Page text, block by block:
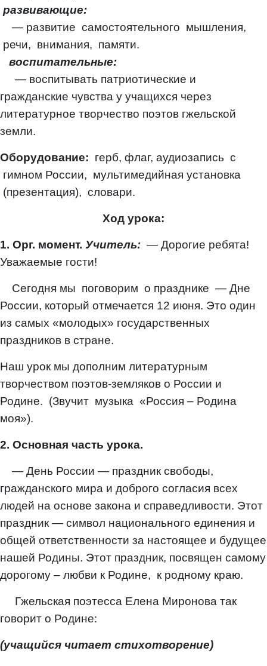
развивающие:
— развитие самостоятельного мышления,
речи, внимания, памяти.
воспитательные:
— воспитывать патриотические и
гражданские чувства у учащихся через
литературное творчество поэтов гжельской
земли.
Оборудование: герб, флаг, аудиозапись с
гимном России, мультимедийная установка
(презентация), словари.
Ход урока:
1. Орг. момент. Учитель: — Дорогие ребята!
Уважаемые гости!
Сегодня мы поговорим о празднике — Дне
России, который отмечается 12 июня. Это один
из самых «молодых» государственных
праздников в стране.
Наш урок мы дополним литературным
творчеством поэтов-земляков о России и
Родине. (Звучит музыка «Россия – Родина
моя»).
2. Основная часть урока.
— День России — праздник свободы,
гражданского мира и доброго согласия всех
людей на основе закона и справедливости. Этот
праздник — символ национального единения и
общей ответственности за настоящее и будущее
нашей Родины. Этот праздник, посвящен самому
дорогому – любви к Родине, к родному краю.
Гжельская поэтесса Елена Миронова так
говорит о Родине:
(учащийся читает стихотворение)